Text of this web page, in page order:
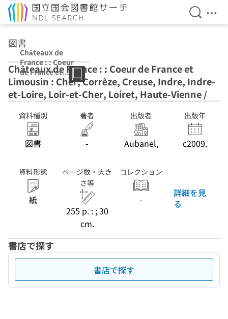
検索を
メ
図書
Châteaux de
France : : Coeur
de France et
Limousin : Cher,
Corrèze, Creuse,
Indre, Indre-et-
Loire, Loir-et-
Cher, Loiret,
Haute-Vienne /
Châteaux de France : : Coeur de France et
Limousin : Cher, Corrèze, Creuse, Indre, Indre-
et-Loire, Loir-et-Cher, Loiret, Haute-Vienne /
資料種別
図書
著者
-
出版者
Aubanel,
出版年
c2009.
資料形態
紙
ページ数・大き
さ等
255 p. : ; 30
cm.
コレクション
-
詳細を見
る
書店で探す
書店で探す